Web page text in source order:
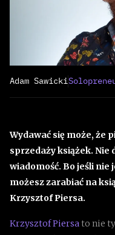
Adam Sawicki
Wydawać się może, że
sprzedaży książek. Nie
wiadomość. Bo jeśli nie
możesz zarabiać na
Krzysztof Piersa.
Krzysztof Piersato nie